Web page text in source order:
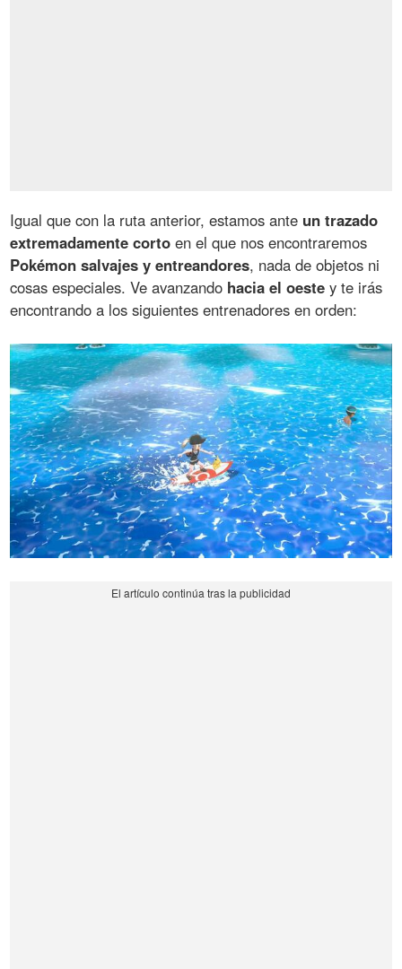
Igual que con la ruta anterior, estamos ante un trazado
extremadamente corto en el que nos encontraremos
Pokémon salvajes y entreandores, nada de objetos ni
cosas especiales. Ve avanzando hacia el oeste y te irás
encontrando a los siguientes entrenadores en orden: